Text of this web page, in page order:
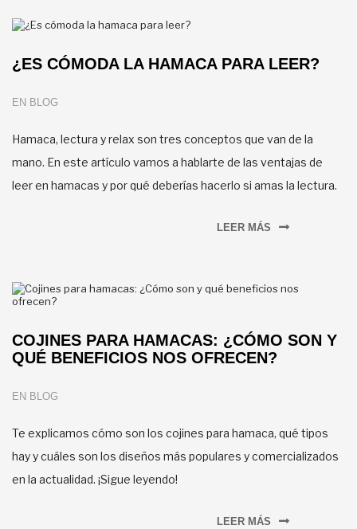
¿ES CÓMODA LA HAMACA PARA LEER?
EN BLOG
Hamaca, lectura y relax son tres conceptos que van de la
mano. En este artículo vamos a hablarte de las ventajas de
leer en hamacas y por qué deberías hacerlo si amas la lectura.
LEER MÁS
COJINES PARA HAMACAS: ¿CÓMO SON Y
QUÉ BENEFICIOS NOS OFRECEN?
EN BLOG
Te explicamos cómo son los cojines para hamaca, qué tipos
hay y cuáles son los diseños más populares y comercializados
en la actualidad. ¡Sigue leyendo!
LEER MÁS